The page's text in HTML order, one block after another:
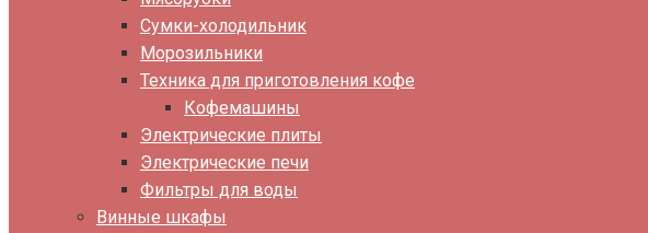
Сумки-холодильник
Морозильники
Техника для приготовления кофе
Кофемашины
Электрические плиты
Электрические печи
Фильтры для воды
Винные шкафы